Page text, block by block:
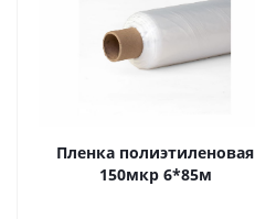
Пленка полиэтиленовая
150мкр 6*85м